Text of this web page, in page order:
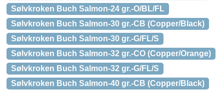
Sølvkroken Buch Salmon-24 gr.-O/BL/FL
Sølvkroken Buch Salmon-30 gr.-CB (Copper/Black)
Sølvkroken Buch Salmon-30 gr.-G/FL/S
Sølvkroken Buch Salmon-32 gr.-CO (Copper/Orange)
Sølvkroken Buch Salmon-32 gr.-G/FL/S
Sølvkroken Buch Salmon-40 gr.-CB (Copper/Black)